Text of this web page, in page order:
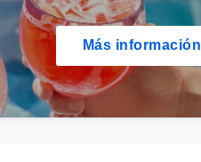
Más información